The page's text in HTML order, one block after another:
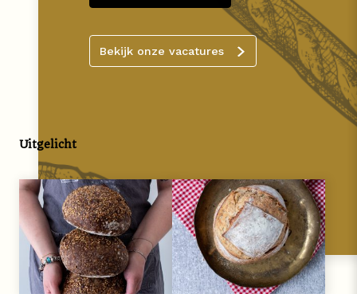
Bekijk onze vacatures
Uitgelicht